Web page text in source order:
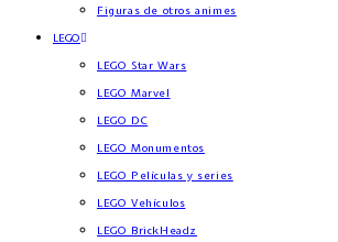
Figuras de otros animes
LEGO
LEGO Star Wars
LEGO Marvel
LEGO DC
LEGO Monumentos
LEGO Películas y series
LEGO Vehículos
LEGO BrickHeadz